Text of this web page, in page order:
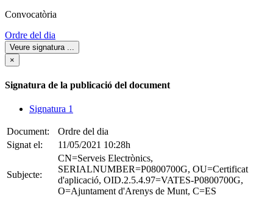
Convocatòria
Ordre del dia
Veure signatura ...
×
Signatura de la publicació del document
Signatura 1
Document:
Ordre del dia
Signat el:
11/05/2021 10:28h
Subjecte:
CN=Serveis Electrònics,
SERIALNUMBER=P0800700G, OU=Certificat
d'aplicació, OID.2.5.4.97=VATES-P0800700G,
O=Ajuntament d'Arenys de Munt, C=ES